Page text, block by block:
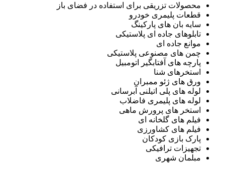
محصولات تزریقی برای استفاده در فضای باز
قطعات پلیمری خودرو
سایه بان های پارکینگ
تابلوهای جاده ای پلاستیکی
موانع جاده ای
چمن های مصنوعی پلاستیکی
پارچه های آفتابگیر اتومبیل
استخرهای شنا
ورق های ژئو ممبران
لوله های پلی اتیلنی آبرسانی
لوله های پلیمری فاضلاب
استخر های پرورش ماهی
فیلم های گلخانه ای
فیلم های کشاورزی
پارک بازی کودکان
تجهیزات ترافیکی
مبلمان شهری